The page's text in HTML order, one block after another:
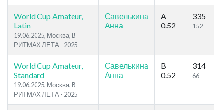
World Cup Amateur,
Latin
19.06.2025, Москва, В
РИТМАХ ЛЕТА - 2025
Савелькина
Анна
A
0.52
335
152
World Cup Amateur,
Standard
19.06.2025, Москва, В
РИТМАХ ЛЕТА - 2025
Савелькина
Анна
B
0.52
314
66